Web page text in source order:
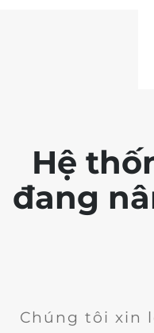
Hệ
đang
Chúng tôi xin